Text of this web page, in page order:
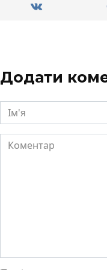
Додати
Ім'я
Коментар